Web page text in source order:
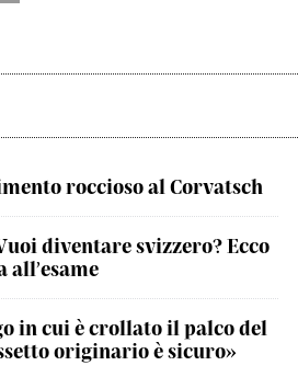
roccioso al Corvatsch
diventare svizzero? Ecco
all’esame
in cui è crollato il palco del
originario è sicuro»